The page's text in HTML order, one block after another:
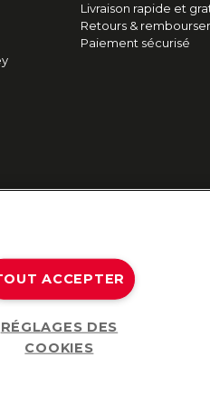
Livraison rapide et
Retours &
Paiement sécurisé
ACCEPTER
RÉGLAGES DES
COOKIES